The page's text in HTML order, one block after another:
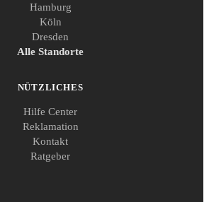
Hamburg
Köln
Dresden
Alle Standorte
NÜTZLICHES
Hilfe Center
Reklamation
Kontakt
Ratgeber